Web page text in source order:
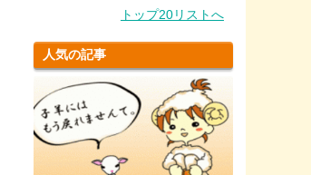
トップ20リストへ
人気の記事